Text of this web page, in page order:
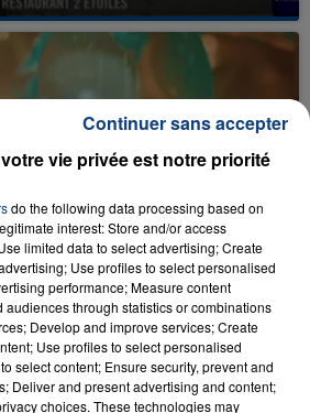
CLIP DE SON NOUVEAU
vie privée est notre priorité
do the following data processing based on
interest: Store and/or access
limited data to select advertising; Create
Use profiles to select personalised
performance; Measure content
audiences through statistics or combinations
Develop and improve services; Create
Use profiles to select personalised
select content; Ensure security, prevent and
Deliver and present advertising and content;
choices. These technologies may
Continuer sans accepter